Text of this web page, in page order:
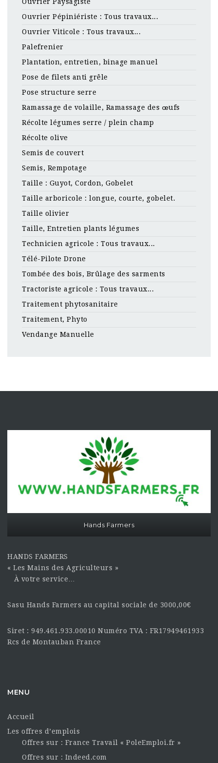
Ouvrier Pépiniériste : Tous travaux...
Ouvrier Viticole : Tous travaux...
Palefrenier
Plantation, entretien, binage manuel
Pose de filets anti grêle
Pose structure serre
Ramassage de volaille, Ramassage des œufs
Récolte légumes serre / plein champ
Récolte olive
Semis de couvert
Semis, Rempotage
Taille : Guyot, Cordon, Gobelet
Taille arboricole : longue, courte, gobelet.
Taille olivier
Taille, Entretien plants légumes
Technicien agricole : Tous travaux...
Télé-Pilote Drone
Tombée des bois, Brûlage des sarments
Tractoriste agricole : Tous travaux...
Traitement phytosanitaire
Traitement, Phyto
Vendange Manuelle
Hands Farmers
HANDS FARMERS
« Les Mains des Agriculteurs »
À votre service…
Sasu Hands Farmers au capital sociale de 3000,00€
Siret : 949.461.933.00010 Numéro TVA : FR17949461933
Rcs de Montauban France
MENU
Accueil
Les offres d’emplois
Offres sur : France Travail « PoleEmploi.fr »
Offres sur : Indeed.com